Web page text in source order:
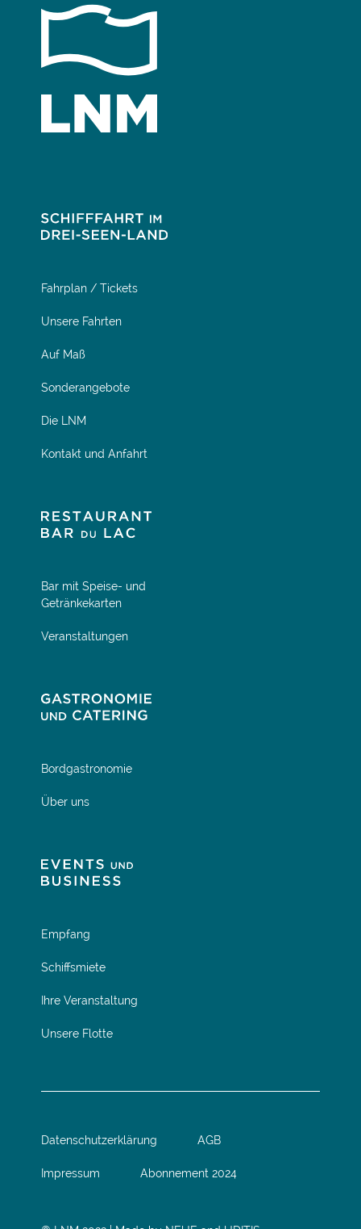
Fahrplan / Tickets
Unsere Fahrten
Auf Maß
Sonderangebote
Die LNM
Kontakt und Anfahrt
Bar mit Speise- und
Getränkekarten
Veranstaltungen
Bordgastronomie
Über uns
Empfang
Schiffsmiete
Ihre Veranstaltung
Unsere Flotte
Datenschutzerklärung AGB
Impressum Abonnement 2024